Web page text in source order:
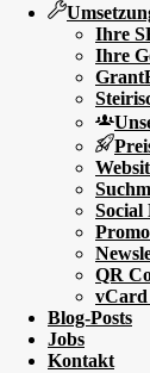
Ihre
Ihre
Social
QR
vCard
Blog-Posts
Jobs
Kontakt